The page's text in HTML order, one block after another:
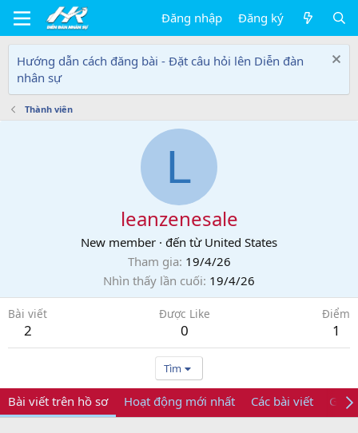
Đăng nhập Đăng ký
Hướng dẫn cách đăng bài - Đặt câu hỏi lên Diễn đàn
nhân sự
Thành viên
L
leanzenesale
New member · đến từ United States
Tham gia 19/4/26
Nhìn thấy lần cuối 19/4/26
Bài viết
2
Được Like
0
Điểm
1
Tìm
Bài viết trên hồ sơ Hoạt động mới nhất Các bài viết Giới